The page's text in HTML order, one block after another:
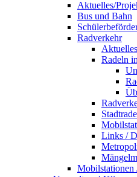
Aktuelles/
Bus und Bahn
Radverkehr
Aktuelles
Radeln
Links /
Mobilstationen